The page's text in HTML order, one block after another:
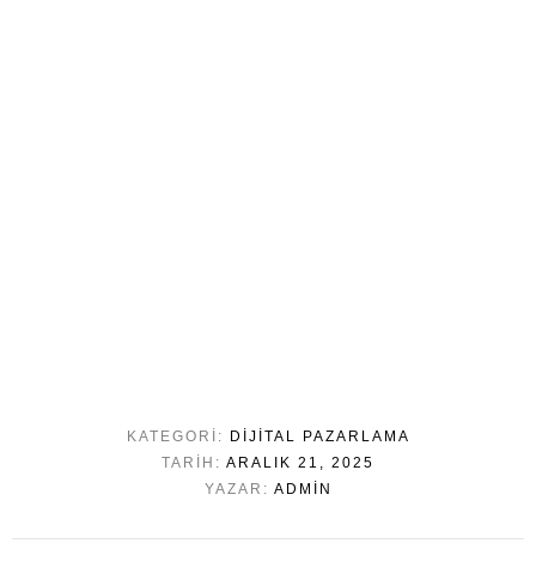
KATEGORI:
DIJITAL PAZARLAMA
TARIH: ARALIK 21, 2025
YAZAR: ADMIN